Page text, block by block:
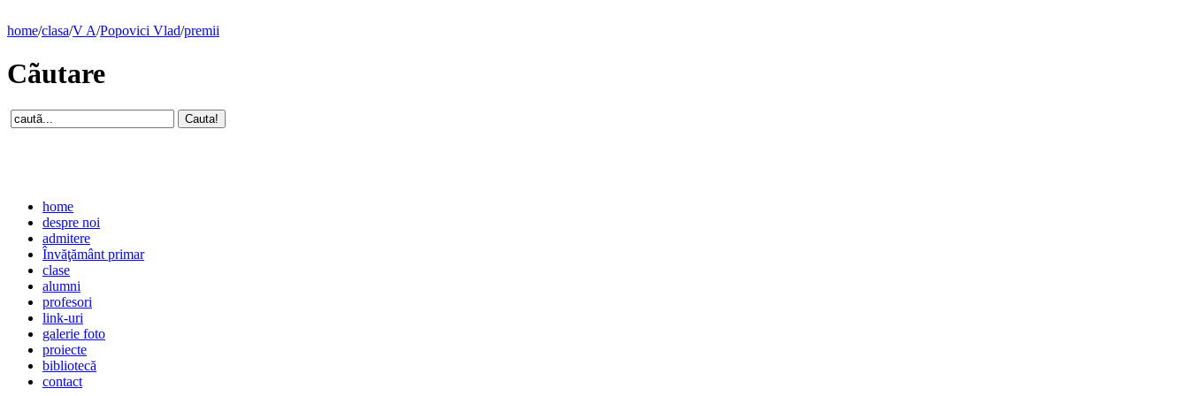
home/clasa/V A/Popovici Vlad/premii
Cãutare
home
despre noi
admitere
Învăţământ primar
clase
alumni
profesori
link-uri
galerie foto
proiecte
bibliotecă
contact